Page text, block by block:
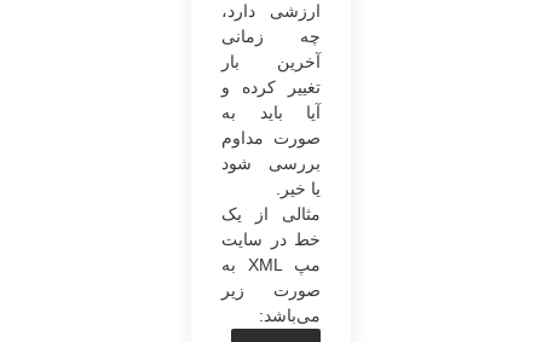
ارزشی دارد،
چه زمانی
آخرین بار
تغییر کرده و
آیا باید به
صورت مداوم
بررسی شود
یا خیر.
مثالی از یک
خط در سایت
مپ XML به
صورت زیر
می‌باشد: